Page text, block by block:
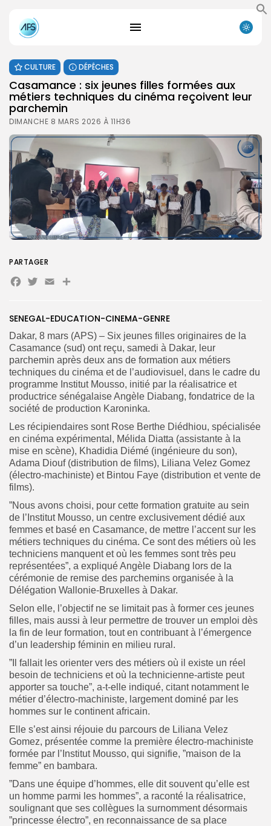
Search
for:
Search
Button
CULTURE DÉPÊCHES
Casamance : six jeunes filles formées aux
métiers techniques du cinéma reçoivent leur
parchemin
DIMANCHE 8 MARS 2026 À 11H36
SENEGAL-EDUCATION-CINEMA-GENRE
Dakar, 8 mars (APS) – Six jeunes filles originaires de la
Casamance (sud) ont reçu, samedi à Dakar, leur
parchemin après deux ans de formation aux métiers
techniques du cinéma et de l’audiovisuel, dans le cadre du
programme Institut Mousso, initié par la réalisatrice et
productrice sénégalaise Angèle Diabang, fondatrice de la
société de production Karoninka.
Les récipiendaires sont Rose Berthe Diédhiou, spécialisée
en cinéma expérimental, Mélida Diatta (assistante à la
mise en scène), Khadidia Diémé (ingénieure du son),
Adama Diouf (distribution de films), Liliana Velez Gomez
(électro-machiniste) et Bintou Faye (distribution et vente de
films).
‎”Nous avons choisi, pour cette formation gratuite au sein
de l’Institut Mousso, un centre exclusivement dédié aux
femmes et basé en Casamance, de mettre l’accent sur les
métiers techniques du cinéma. Ce sont des métiers où les
techniciens manquent et où les femmes sont très peu
représentées”, a expliqué Angèle Diabang lors de la
cérémonie de remise des parchemins organisée à la
Délégation Wallonie-Bruxelles à Dakar.
Selon elle, l’objectif ne se limitait pas à former ces jeunes
filles, mais aussi à leur permettre de trouver un emploi dès
la fin de leur formation, tout en contribuant à l’émergence
d’un leadership féminin en milieu rural.
”Il fallait les orienter vers des métiers où il existe un réel
besoin de techniciens et où la technicienne-artiste peut
apporter sa touche”, a-t-elle indiqué, citant notamment le
métier d’électro-machiniste, largement dominé par les
hommes sur le continent africain.
Elle s’est ainsi réjouie du parcours de Liliana Velez
Gomez, présentée comme la première électro-machiniste
formée par l’Institut Mousso, qui signifie, ”maison de la
femme” en bambara.
”Dans une équipe d’hommes, elle dit souvent qu’elle est
un homme parmi les hommes”, a raconté la réalisatrice,
soulignant que ses collègues la surnomment désormais
”princesse électro”, en reconnaissance de sa place
PARTAGER
Facebook
Twitter
EmailPartager